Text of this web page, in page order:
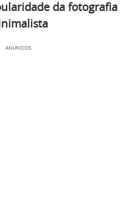
da fotografia
ANÚNCIOS